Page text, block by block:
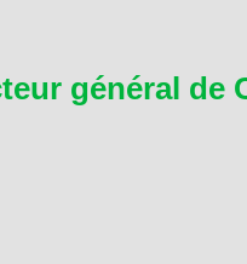
général de